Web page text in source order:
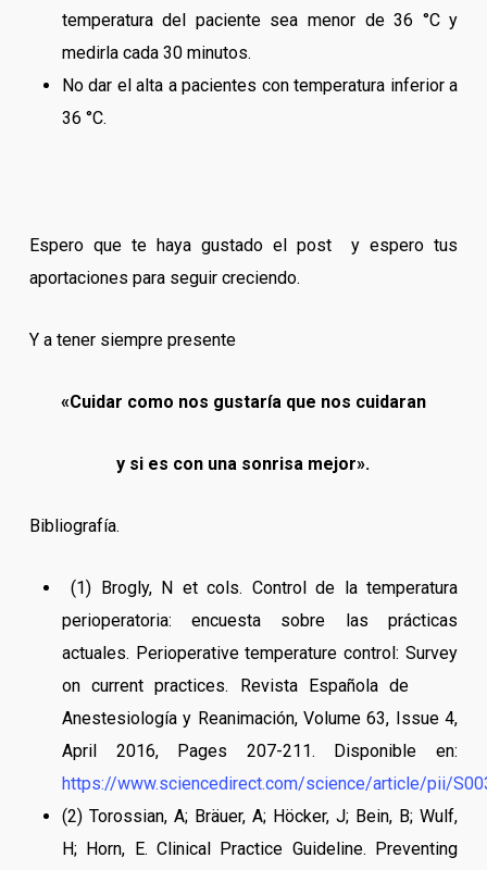
temperatura del paciente sea menor de 36 °C y
medirla cada 30 minutos.
No dar el alta a pacientes con temperatura inferior a
36 °C.
Espero que te haya gustado el post y espero tus
aportaciones para seguir creciendo.
Y a tener siempre presente
«Cuidar como nos gustaría que nos cuidaran
y si es con una sonrisa mejor».
Bibliografía.
(1) Brogly, N et cols. Control de la temperatura
perioperatoria: encuesta sobre las prácticas
actuales. Perioperative temperature control: Survey
on current practices. Revista Española de
Anestesiología y Reanimación, Volume 63, Issue 4,
April 2016, Pages 207-211. Disponible en:
https://www.sciencedirect.com/science/article/pii/
(2) Torossian, A; Bräuer, A; Höcker, J; Bein, B; Wulf,
H; Horn, E. Clinical Practice Guideline. Preventing